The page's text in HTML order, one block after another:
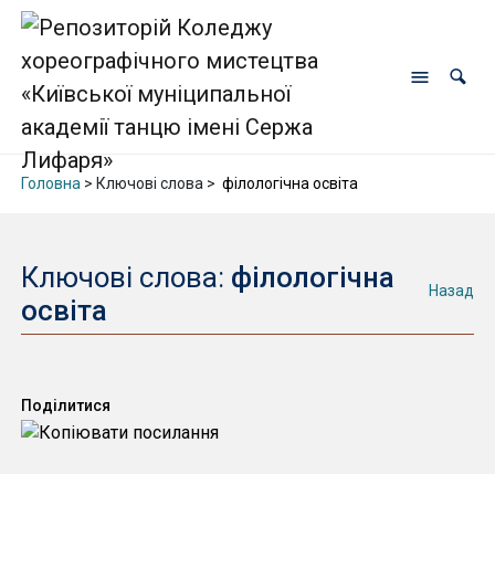
Головна > Ключові слова > філологічна освіта
Ключові слова: філологічна
освіта
Назад
Поділитися